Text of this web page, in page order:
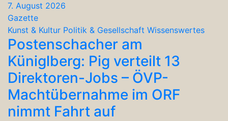
7. August 2026
Gazette
Kunst & Kultur Politik & Gesellschaft Wissenswertes
Postenschacher am
Küniglberg: Pig verteilt 13
Direktoren-Jobs – ÖVP-
Machtübernahme im ORF
nimmt Fahrt auf